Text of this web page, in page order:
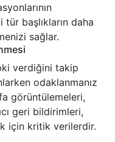
başlıkların daha
sağlar.
verdiğini takip
odaklanmanız
görüntülemeleri,
geri bildirimleri,
için kritik verilerdir.